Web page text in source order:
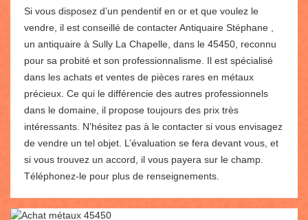
Si vous disposez d’un pendentif en or et que voulez le
vendre, il est conseillé de contacter Antiquaire Stéphane ,
un antiquaire à Sully La Chapelle, dans le 45450, reconnu
pour sa probité et son professionnalisme. Il est spécialisé
dans les achats et ventes de pièces rares en métaux
précieux. Ce qui le différencie des autres professionnels
dans le domaine, il propose toujours des prix très
intéressants. N’hésitez pas à le contacter si vous envisagez
de vendre un tel objet. L’évaluation se fera devant vous, et
si vous trouvez un accord, il vous payera sur le champ.
Téléphonez-le pour plus de renseignements.